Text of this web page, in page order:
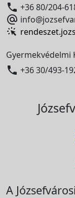
 +36 80/204-

Gyermekvédelmi
 +36 30/493-
A